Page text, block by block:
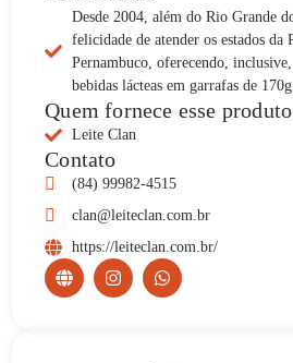
Desde 2004, além do Rio Grande
felicidade de atender os estados da
Pernambuco, oferecendo,
bebidas lácteas em garrafas de
Quem fornece esse produto
Leite Clan
Contato
(84) 99982-4515
clan@leiteclan.com.br
https://leiteclan.com.br/